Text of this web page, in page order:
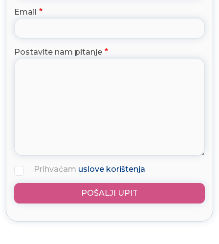
Email
Postavite nam pitanje
Prihvaćam uslove korištenja
POŠALJI UPIT